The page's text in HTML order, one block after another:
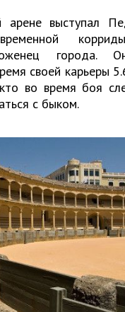
арене выступал
города.
своей карьеры
во время боя
с быком.